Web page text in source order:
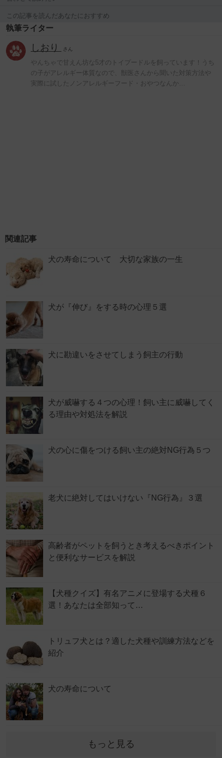
この記事を読んだあなたにおすすめ
執筆ライター
しおり さん
やんちゃで甘えん坊な5才のトイプードルを飼っています！うち
の子がアレルギー体質なので、獣医さんから聞いた対策方法や
実際に試したノンアレルギーフード・おやつなんか…
関連記事
犬の寿命について 大切な家族の一生
犬が『伸び』をする時の心理５選
犬に勘違いをさせてしまう飼主の行動
犬が威嚇する４つの心理！飼い主に威嚇してく
る理由や対処法を解説
犬の心に傷をつける飼い主の絶対NG行為５つ
老犬に絶対してはいけない『NG行為』３選
高齢者がペットを飼うとき考えるべきポイント
と便利なサービスを解説
【犬種クイズ】有名アニメに登場する犬種６
選！あなたは全部知って…
トリュフ犬とは？適した犬種や訓練方法などを
紹介
犬の寿命について
もっと見る